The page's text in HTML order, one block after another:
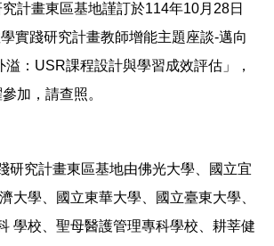
計畫東區基地謹訂於114年10月28日
實踐研究計畫教師增能主題座談-邁向
溢：USR課程設計與學習成效評估」，
加，請查照。
研究計畫東區基地由佛光大學、國立宜
大學、國立東華大學、國立臺東大學、
學校、聖母醫護管理專科學校、耕莘健